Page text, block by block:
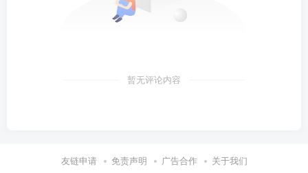
暂无评论内容
友链申请 免责声明 广告合作 关于我们